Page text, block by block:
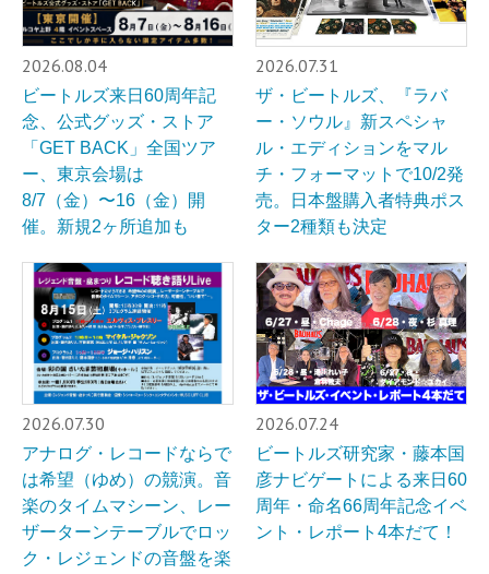
2026.08.04
ビートルズ来日60周年記
念、公式グッズ・ストア
「GET BACK」全国ツア
ー、東京会場は
8/7（金）〜16（金）開
催。新規2ヶ所追加も
2026.07.31
ザ・ビートルズ、『ラバ
ー・ソウル』新スペシャ
ル・エディションをマル
チ・フォーマットで10/2発
売。日本盤購入者特典ポス
ター2種類も決定
2026.07.30
アナログ・レコードならで
は希望（ゆめ）の競演。音
楽のタイムマシーン、レー
ザーターンテーブルでロッ
ク・レジェンドの音盤を楽
2026.07.24
ビートルズ研究家・藤本国
彦ナビゲートによる来日60
周年・命名66周年記念イベ
ント・レポート4本だて！